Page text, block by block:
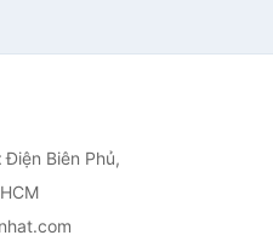
Điện Biên Phủ,